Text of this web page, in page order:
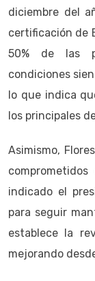
diciembre del
certificación de
50% de las
condiciones
lo que indica
los principales
Asimismo,
indicado el
para seguir
establece la
mejorando